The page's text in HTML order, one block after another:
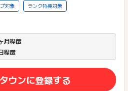
対象 ランク特典対象
月程度
程度
ウンに登録する